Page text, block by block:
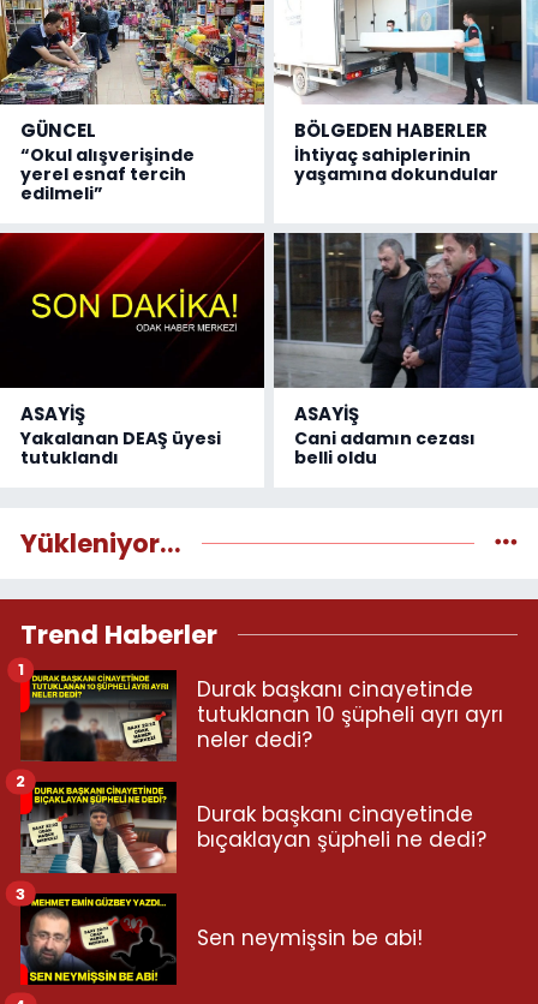
GÜNCEL
“Okul alışverişinde
yerel esnaf tercih
edilmeli”
BÖLGEDEN HABERLER
İhtiyaç sahiplerinin
yaşamına dokundular
ASAYİŞ
Yakalanan DEAŞ üyesi
tutuklandı
ASAYİŞ
Cani adamın cezası
belli oldu
Yükleniyor...
Trend Haberler
Durak başkanı cinayetinde
tutuklanan 10 şüpheli ayrı ayrı
neler dedi?
1
Durak başkanı cinayetinde
bıçaklayan şüpheli ne dedi?
2
Sen neymişsin be abi!
3